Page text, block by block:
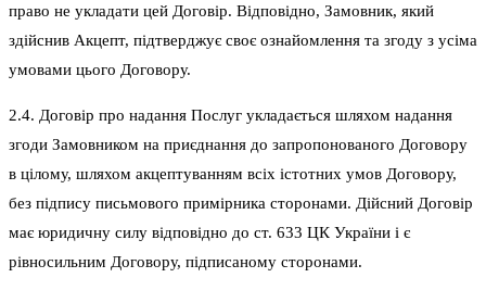
право не укладати цей Договір. Відповідно, Замовник, який
здійснив Акцепт, підтверджує своє ознайомлення та згоду з усіма
умовами цього Договору.
2.4. Договір про надання Послуг укладається шляхом надання
згоди Замовником на приєднання до запропонованого Договору
в цілому, шляхом акцептуванням всіх істотних умов Договору,
без підпису письмового примірника сторонами. Дійсний Договір
має юридичну силу відповідно до ст. 633 ЦК України і є
рівносильним Договору, підписаному сторонами.